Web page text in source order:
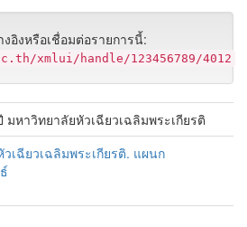
อิงหรือเชื่อมต่อรายการนี้:
xmlui/handle/123456789/4012
มหาวิทยาลัยหัวเฉียวเฉลิมพระเกียรติ
เฉียวเฉลิมพระเกียรติ. แผนก